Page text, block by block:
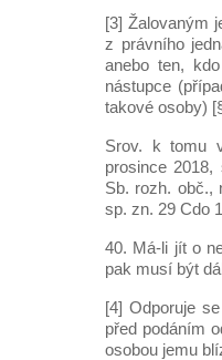
[3] Žalovaným
z právního
anebo ten,
nástupce
takové osoby)
Srov. k tomu
prosince
Sb. rozh. obč.,
sp. zn. 29 Cdo
40. Má-li jít o
pak musí být
[4] Odporuje
před podáním
osobou jemu